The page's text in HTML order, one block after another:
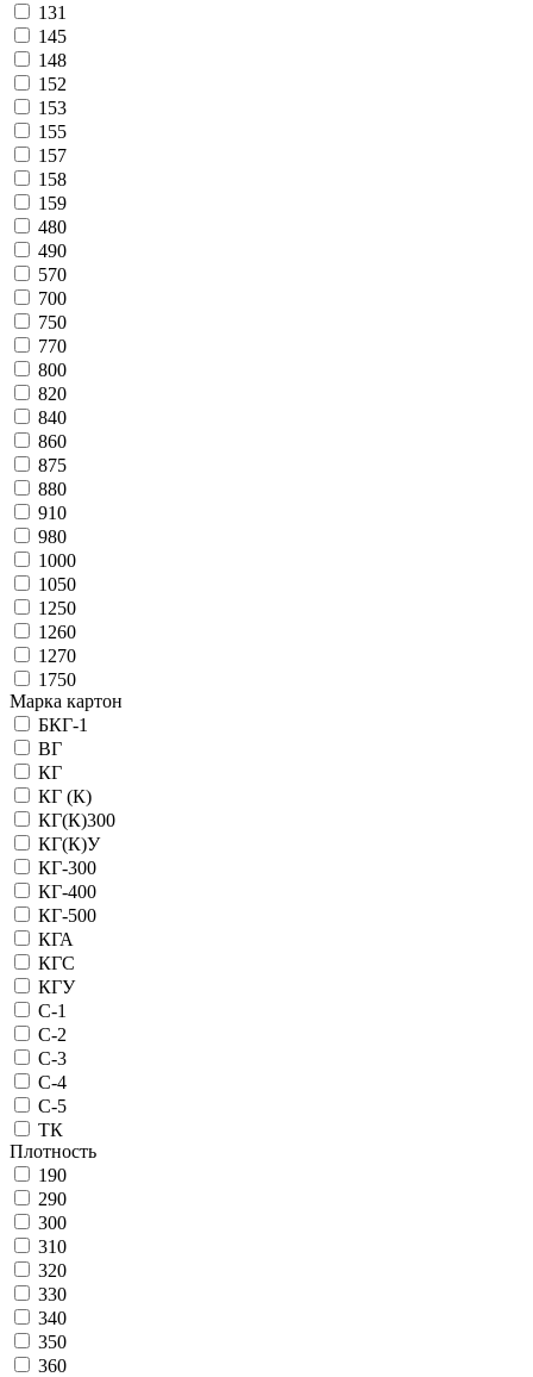
131
145
148
152
153
155
157
158
159
480
490
570
700
750
770
800
820
840
860
875
880
910
980
1000
1050
1250
1260
1270
1750
Марка картон
БКГ-1
ВГ
КГ
КГ (К)
КГ(К)300
КГ(К)У
КГ-300
КГ-400
КГ-500
КГА
КГС
КГУ
С-1
С-2
С-3
С-4
С-5
ТК
Плотность
190
290
300
310
320
330
340
350
360